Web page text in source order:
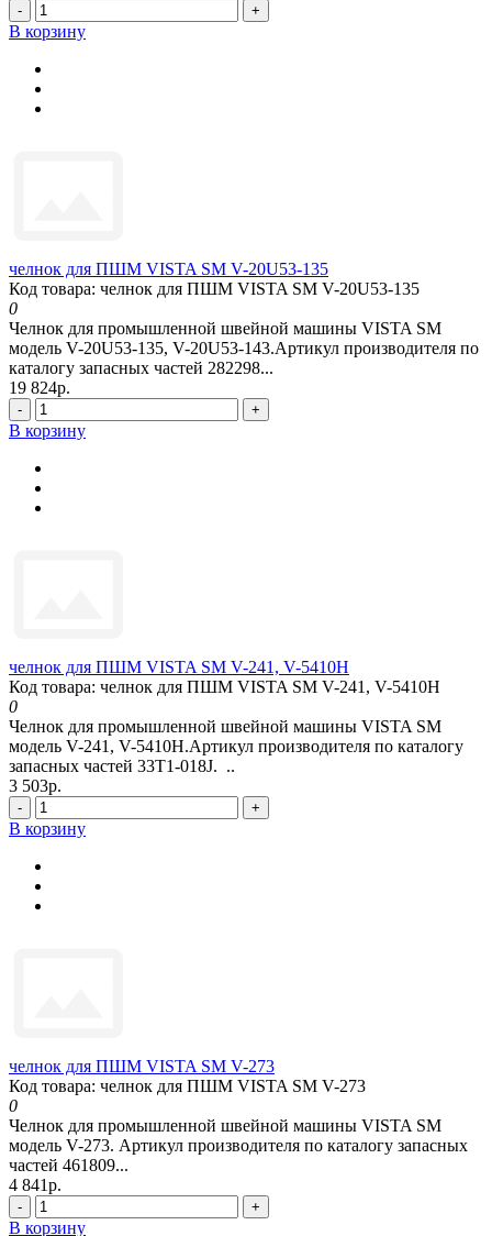
- +
В корзину
челнок для ПШМ VISTA SM V-20U53-135
Код товара: челнок для ПШМ VISTA SM V-20U53-135
0
Челнок для промышленной швейной машины VISTA SM
модель V-20U53-135, V-20U53-143.Артикул производителя по
каталогу запасных частей 282298...
19 824р.
- +
В корзину
челнок для ПШМ VISTA SM V-241, V-5410H
Код товара: челнок для ПШМ VISTA SM V-241, V-5410H
0
Челнок для промышленной швейной машины VISTA SM
модель V-241, V-5410H.Артикул производителя по каталогу
запасных частей 33T1-018J. ..
3 503р.
- +
В корзину
челнок для ПШМ VISTA SM V-273
Код товара: челнок для ПШМ VISTA SM V-273
0
Челнок для промышленной швейной машины VISTA SM
модель V-273. Артикул производителя по каталогу запасных
частей 461809...
4 841р.
- +
В корзину